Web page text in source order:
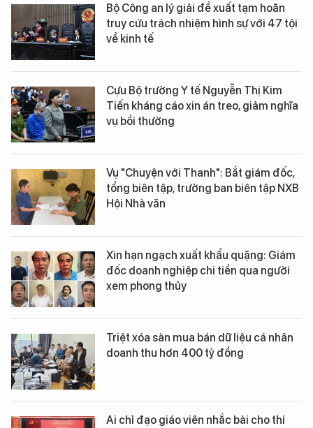
Bộ Công an lý giải đề xuất tạm hoãn
truy cứu trách nhiệm hình sự với 47 tội
về kinh tế
Cựu Bộ trưởng Y tế Nguyễn Thị Kim
Tiến kháng cáo xin án treo, giảm nghĩa
vụ bồi thường
Vụ "Chuyện với Thanh": Bắt giám đốc,
tổng biên tập, trưởng ban biên tập NXB
Hội Nhà văn
Xin hạn ngạch xuất khẩu quặng: Giám
đốc doanh nghiệp chi tiền qua người
xem phong thủy
Triệt xóa sàn mua bán dữ liệu cá nhân
doanh thu hơn 400 tỷ đồng
Ai chỉ đạo giáo viên nhắc bài cho thí